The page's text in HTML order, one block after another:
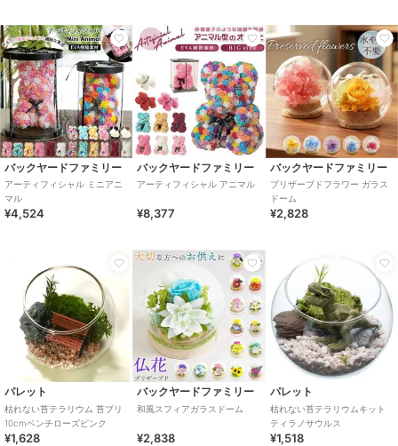
バックヤードファミリー
アーティフィシャル ミニアニ
マル
¥4,524
バックヤードファミリー
アーティフィシャル アニマル
¥8,377
バックヤードファミリー
プリザーブドフラワー ガラス
ドーム
¥2,828
パレット
枯れない苔テラリウム 苔プリ
10cmベンチローズピンク
¥1,628
バックヤードファミリー
和風スフィアガラスドーム
¥2,838
パレット
枯れない苔テラリウムキット
ティラノサウルス
¥1,518